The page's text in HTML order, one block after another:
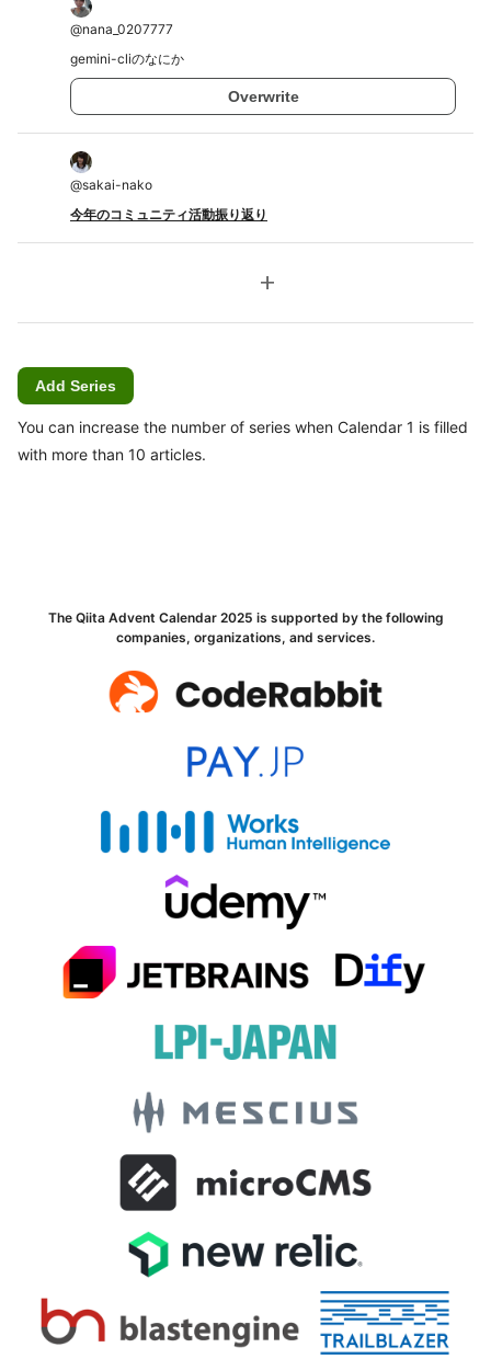
@nana_0207777
gemini-cliのなにか
Overwrite
@sakai-nako
今年のコミュニティ活動振り返り
add
Add Series
You can increase the number of series when Calendar 1 is filled
with more than 10 articles.
The Qiita Advent Calendar 2025 is supported by the following
companies, organizations, and services.